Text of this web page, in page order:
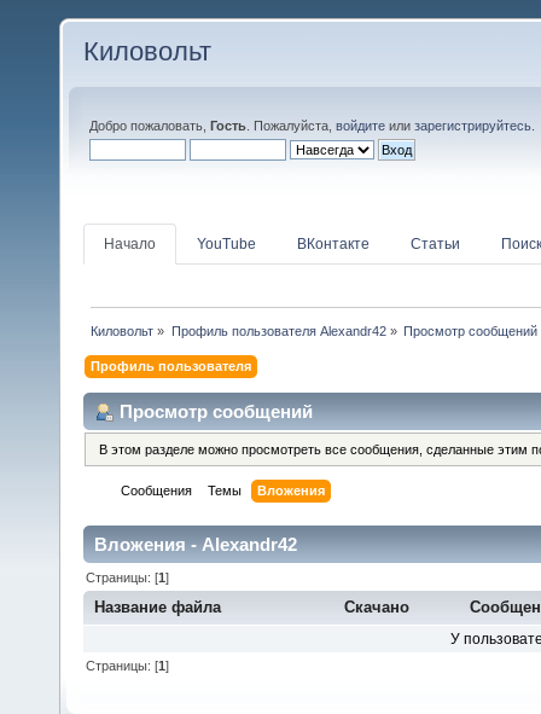
Киловольт
Добро пожаловать, Гость . Пожалуйста, войдите или зарегистрируйтесь
Начало YouTube ВКонтакте Статьи Поиск
Киловольт » Профиль пользователя Alexandr42» Просмотр сообщений
Профиль пользователя
Просмотр сообщений
В этом разделе можно просмотреть все сообщения, сделанные этим
Сообщения Темы Вложения
Вложения - Alexandr42
Страницы: [1]
Название файла Скачано
У
Страницы: [1]